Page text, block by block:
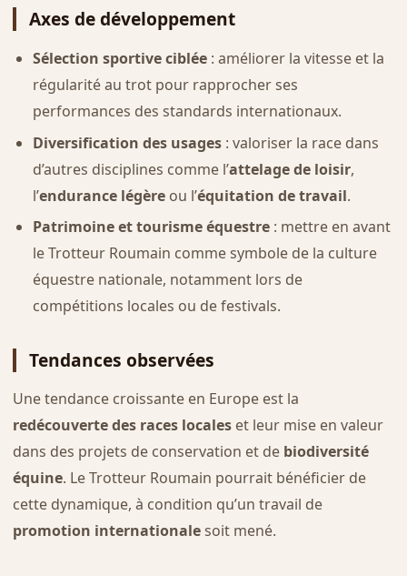
Axes de développement
Sélection sportive ciblée: améliorer la vitesse et la
régularité au trot pour rapprocher ses
performances des standards internationaux.
Diversification des usages: valoriser la race dans
d’autres disciplines comme l’attelage de loisir,
l’endurance légèreou l’équitation de travail.
Patrimoine et tourisme équestre: mettre en avant
le Trotteur Roumain comme symbole de la culture
équestre nationale, notamment lors de
compétitions locales ou de festivals.
Tendances observées
Une tendance croissante en Europe est la
redécouverte des races localeset leur mise en valeur
dans des projets de conservation et de biodiversité
équine. Le Trotteur Roumain pourrait bénéficier de
cette dynamique, à condition qu’un travail de
promotion internationalesoit mené.